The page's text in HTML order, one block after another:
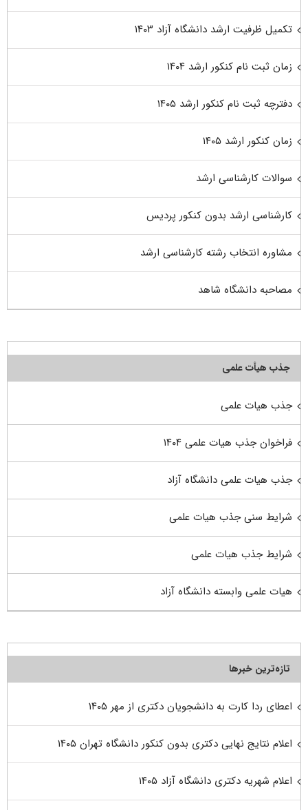
تکمیل ظرفیت ارشد دانشگاه آزاد ۱۴۰۳
زمان ثبت نام کنکور ارشد ۱۴۰۴
دفترچه ثبت نام کنکور ارشد ۱۴۰۵
زمان کنکور ارشد ۱۴۰۵
سوالات کارشناسی ارشد
کارشناسی ارشد بدون کنکور پردیس
مشاوره انتخاب رشته کارشناسی ارشد
مصاحبه دانشگاه شاهد
جذب هیأت علمی
جذب هیات علمی
فراخوان جذب هیات علمی ۱۴۰۴
جذب هیات علمی دانشگاه آزاد
شرایط سنی جذب هیات علمی
شرایط جذب هیات علمی
هیات علمی وابسته دانشگاه آزاد
تازه‌ترین خبرها
اعطای ردا کارت به دانشجویان دکتری از مهر ۱۴۰۵
اعلام نتایج نهایی دکتری بدون کنکور دانشگاه تهران ۱۴۰۵
اعلام شهریه دکتری دانشگاه آزاد ۱۴۰۵